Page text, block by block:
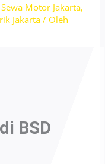
Sewa Motor Jakarta,
Jakarta/ Oleh
BSD